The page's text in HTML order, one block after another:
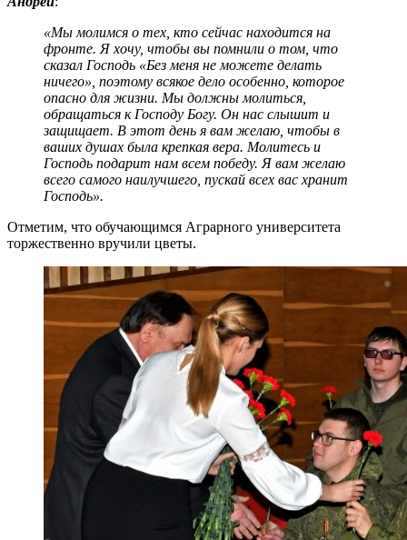
«Мы молимся о тех, кто сейчас находится на
фронте. Я хочу, чтобы вы помнили о том, что
сказал Господь «Без меня не можете делать
ничего», поэтому всякое дело особенно, которое
опасно для жизни. Мы должны молиться,
обращаться к Господу Богу. Он нас слышит и
защищает. В этот день я вам желаю, чтобы в
ваших душах была крепкая вера. Молитесь и
Господь подарит нам всем победу. Я вам желаю
всего самого наилучшего, пускай всех вас хранит
Господь».
Отметим, что обучающимся Аграрного университета
торжественно вручили цветы.